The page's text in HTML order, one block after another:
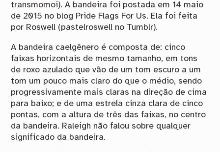
transmomoi). A bandeira foi postada em 14 maio
de 2015 no blog Pride Flags For Us. Ela foi feita
por Roswell (pastelroswell no Tumblr).
A bandeira caelgênero é composta de: cinco
faixas horizontais de mesmo tamanho, em tons
de roxo azulado que vão de um tom escuro a um
tom um pouco mais claro do que o médio, sendo
progressivamente mais claras na direção de cima
para baixo; e de uma estrela cinza clara de cinco
pontas, com a altura de três das faixas, no centro
da bandeira. Raleigh não falou sobre qualquer
significado da bandeira.